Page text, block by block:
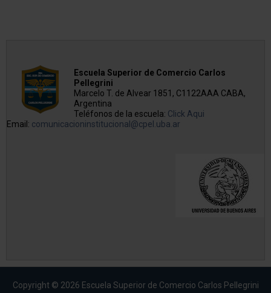
Escuela Superior de Comercio Carlos
Pellegrini
Marcelo T. de Alvear 1851, C1122AAA CABA,
Argentina
Teléfonos de la escuela: Click Aqui
Email: comunicacioninstitucional@cpel.uba.ar
Copyright © 2026 Escuela Superior de Comercio Carlos Pellegrini